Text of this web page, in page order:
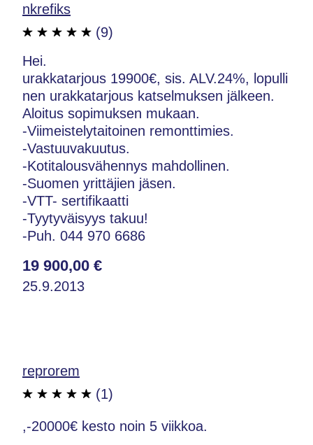
nkrefiks
(9)
Hei.
urakkatarjous 19900€, sis. ALV.24%, lopulli
nen urakkatarjous katselmuksen jälkeen.
Aloitus sopimuksen mukaan.
-Viimeistelytaitoinen remonttimies.
-Vastuuvakuutus.
-Kotitalousvähennys mahdollinen.
-Suomen yrittäjien jäsen.
-VTT- sertifikaatti
-Tyytyväisyys takuu!
-Puh. 044 970 6686
19 900,00 €
25.9.2013
reprorem
(1)
,-20000€ kesto noin 5 viikkoa.